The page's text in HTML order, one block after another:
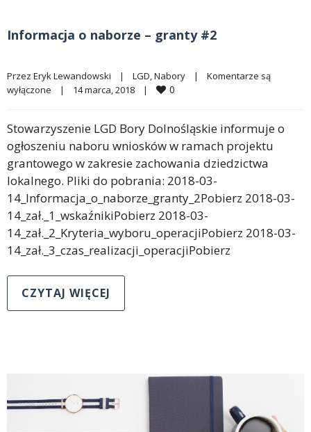
Informacja o naborze – granty #2
Przez Eryk Lewandowski | LGD, Nabory |
Komentarze są
wyłączone
| 14 marca, 2018 | 0
Stowarzyszenie LGD Bory Dolnośląskie informuje o
ogłoszeniu naboru wniosków w ramach projektu
grantowego w zakresie zachowania dziedzictwa
lokalnego. Pliki do pobrania: 2018-03-
14_Informacja_o_naborze_granty_2Pobierz 2018-03-
14_zał._1_wskaźnikiPobierz 2018-03-
14_zał._2_Kryteria_wyboru_operacjiPobierz 2018-03-
14_zał._3_czas_realizacji_operacjiPobierz
CZYTAJ WIĘCEJ